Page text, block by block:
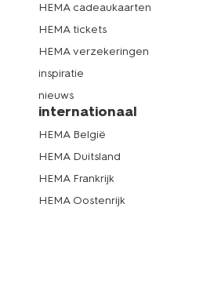
HEMA cadeaukaarten
HEMA tickets
HEMA verzekeringen
inspiratie
nieuws
internationaal
HEMA België
HEMA Duitsland
HEMA Frankrijk
HEMA Oostenrijk